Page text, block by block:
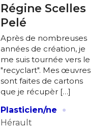
Régine Scelles
Pelé
Après de nombreuses
années de création, je
me suis tournée vers le
"recyclart". Mes œuvres
sont faites de cartons
que je récupèr […]
Plasticien/ne
·
Hérault